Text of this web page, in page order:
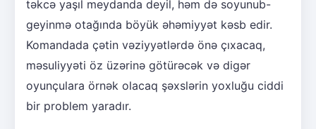
təkcə yaşıl meydanda deyil, həm də soyunub-
geyinmə otağında böyük əhəmiyyət kəsb edir.
Komandada çətin vəziyyətlərdə önə çıxacaq,
məsuliyyəti öz üzərinə götürəcək və digər
oyunçulara örnək olacaq şəxslərin yoxluğu ciddi
bir problem yaradır.